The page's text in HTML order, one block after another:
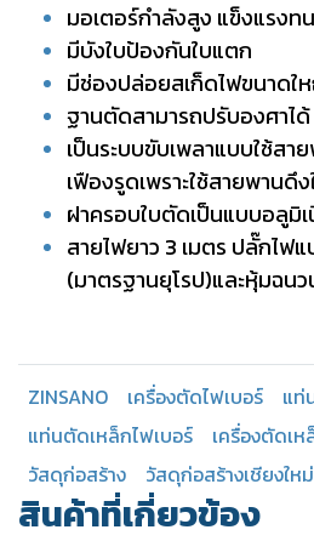
มอเตอร์กำลังสูง แข็งแรงท
มีบังใบป้องกันใบแตก
มีช่องปล่อยสเก็ดไฟขนาดใ
ฐานตัดสามารถปรับองศาได้
เป็นระบบขับเพลาแบบใช้ส
เฟืองรูดเพราะใช้สายพานดึ
ฝาครอบใบตัดเป็นแบบอลูมิ
สายไฟยาว 3 เมตร ปลั๊กไฟ
(มาตรฐานยุโรป)และหุ้มฉน
ZINSANO เครื่องตัดไฟเบอร์
แท่
แท่นตัดเหล็กไฟเบอร์
เครื่องตัดเห
วัสดุก่อสร้าง
วัสดุก่อสร้างเชียงใหม่
สินค้าที่เกี่ยวข้อง